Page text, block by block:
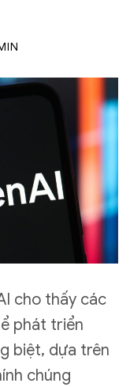
cho thấy các
phát triển
biệt, dựa trên
chúng